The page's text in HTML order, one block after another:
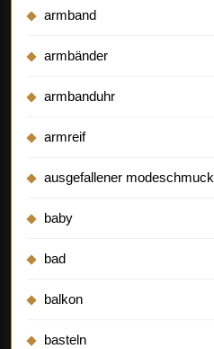
armband
armbänder
armbanduhr
armreif
ausgefallener modeschmuck
baby
bad
balkon
basteln